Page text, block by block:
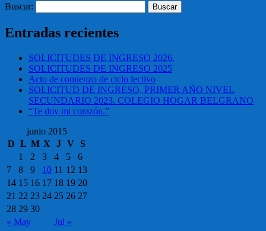
Buscar:
Entradas recientes
SOLICITUDES DE INGRESO 2026.
SOLICITUDES DE INGRESO 2025
Acto de comienzo de ciclo lectivo
SOLICITUD DE INGRESO, PRIMER AÑO NIVEL
SECUNDARIO 2023. COLEGIO HOGAR BELGRANO
“Te doy mi corazón.”
junio 2015
D L M X J V S
« May Jul »
1 2 3 4 5
6
7
8 9 10 11 12 13
14 15 16 17 18 19 20
21 22 23 24 25 26 27
28 29 30